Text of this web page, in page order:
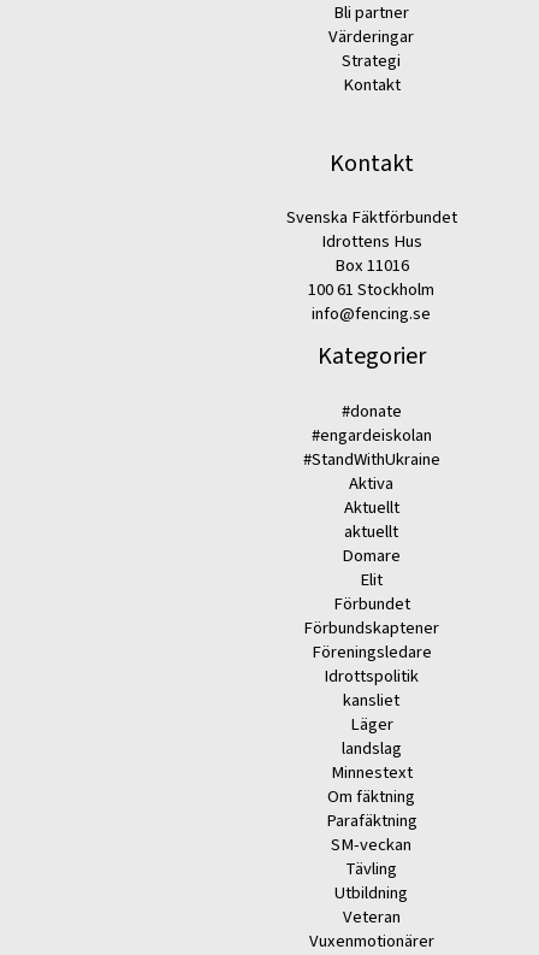
Bli partner
Värderingar
Strategi
Kontakt
Kontakt
Svenska Fäktförbundet
Idrottens Hus
Box 11016
100 61 Stockholm
info@fencing.se
Kategorier
#donate
#engardeiskolan
#StandWithUkraine
Aktiva
Aktuellt
aktuellt
Domare
Elit
Förbundet
Förbundskaptener
Föreningsledare
Idrottspolitik
kansliet
Läger
landslag
Minnestext
Om fäktning
Parafäktning
SM-veckan
Tävling
Utbildning
Veteran
Vuxenmotionärer